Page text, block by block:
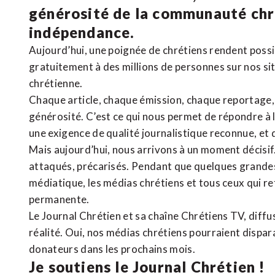
générosité de la communauté
indépendance.
Aujourd’hui, une poignée de chrétiens rendent
gratuitement à des millions de personnes sur nos
chrétienne.
Chaque article, chaque émission, chaque
générosité. C’est ce qui nous permet de répondre
une exigence de qualité journalistique reconnue, et
Mais aujourd’hui, nous arrivons à un moment
attaqués, précarisés. Pendant que quelques
médiatique, les médias chrétiens et tous ceux qui
permanente.
Le Journal Chrétien et sa chaîne Chrétiens TV,
réalité. Oui, nos médias chrétiens pourraient
donateurs dans les prochains mois.
Je soutiens le Journal Chrétien !